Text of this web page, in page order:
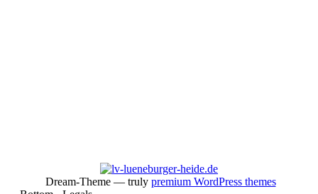
Dream-Theme — truly premium WordPress themes